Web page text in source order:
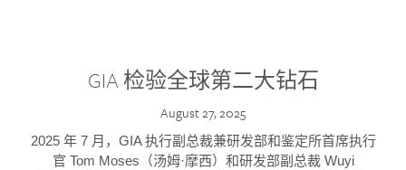
GIA 检验全球第二大钻石
August 27, 2025
2025 年 7 月，GIA 执行副总裁兼研发部和鉴定所首席执行
官 Tom Moses（汤姆·摩西）和研发部副总裁 Wuyi